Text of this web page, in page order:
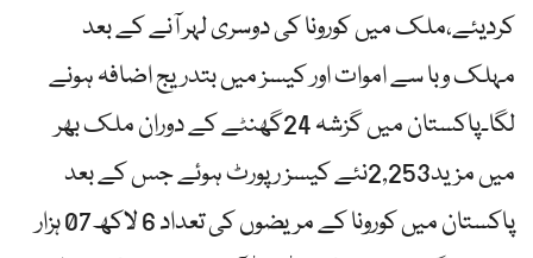
کردیئے،ملک میں کورونا کی دوسری لہر آنے کے بعد
مہلک وبا سے اموات اور کیسز میں بتدریج اضافہ ہونے
لگا۔پاکستان میں گزشہ 24گھنٹے کے دوران ملک بھر
میں مزید2,253نئے کیسز رپورٹ ہوئے جس کے بعد
پاکستان میں کورونا کے مریضوں کی تعداد 6 لاکھ07 ہزار